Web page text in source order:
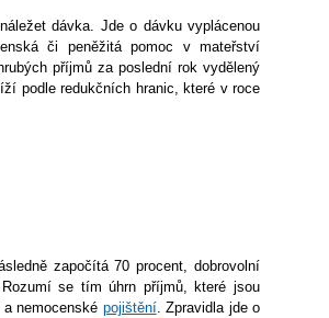
dávka. Jde o dávku vyplácenou
či peněžitá pomoc v mateřství
příjmů za poslední rok vydělený
podle redukčních hranic, které v roce
započítá 70 procent, dobrovolní
se tím úhrn příjmů, které jsou
nemocenské pojištění. Zpravidla jde o